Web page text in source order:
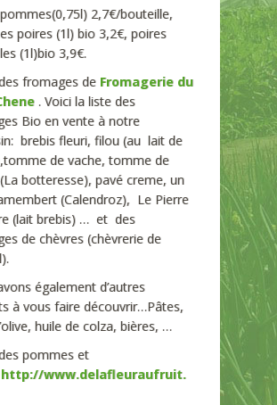
pommes(0,75l) 2,7€/bouteille,
poires (1l) bio 3,2€, poires
(1l)bio 3,9€.
fromages de Fromagerie du
. Voici la liste des
Bio en vente à notre
brebis fleuri, filou (au lait de
de vache, tomme de
botteresse), pavé creme, un
(Calendroz), Le Pierre
(lait brebis) … et des
de chèvres (chèvrerie de
également d’autres
à vous faire découvrir…Pâtes,
huile de colza, bières, …
pommes et
http://www.delafleuraufruit.